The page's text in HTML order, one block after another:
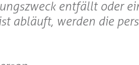
entfällt oder
abläuft, werden die